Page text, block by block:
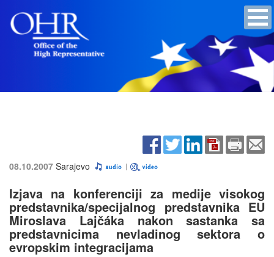
08.10.2007 Sarajevo
Izjava na konferenciji za medije visokog
predstavnika/specijalnog predstavnika EU
Miroslava Lajčáka nakon sastanka sa
predstavnicima nevladinog sektora o
evropskim integracijama